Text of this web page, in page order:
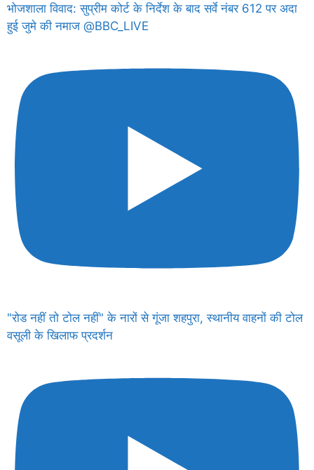
भोजशाला विवाद: सुप्रीम कोर्ट के निर्देश के बाद सर्वे नंबर 612 पर अदा
हुई जुमे की नमाज @BBC_LIVE
"रोड नहीं तो टोल नहीं" के नारों से गूंजा शहपुरा, स्थानीय वाहनों की टोल
वसूली के खिलाफ प्रदर्शन